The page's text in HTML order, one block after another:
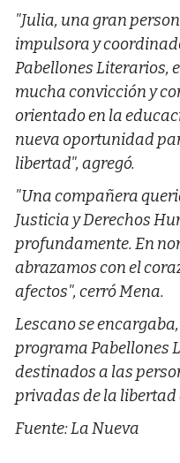
"Julia, una gran
impulsora y
Pabellones Literarios,
mucha convicción y
orientado en la
nueva oportunidad
libertad", agregó.
"Una compañera
Justicia y Derechos
profundamente. En
abrazamos con el
afectos", cerró Mena.
Lescano se
programa Pabellones
destinados a las
privadas de la libertad
Fuente: La Nueva